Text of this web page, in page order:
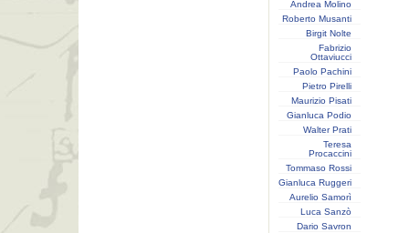
Andrea Molino
Roberto Musanti
Birgit Nolte
Fabrizio
Ottaviucci
Paolo Pachini
Pietro Pirelli
Maurizio Pisati
Gianluca Podio
Walter Prati
Teresa
Procaccini
Tommaso Rossi
Gianluca Ruggeri
Aurelio Samorì
Luca Sanzò
Dario Savron